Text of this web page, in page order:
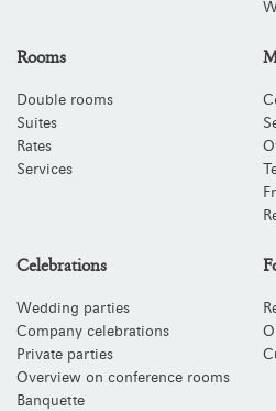
Rooms
Double rooms
Suites
Rates
Services
Celebrations
Wedding parties
Company celebrations
Private parties
Overview on conference rooms
Banquette